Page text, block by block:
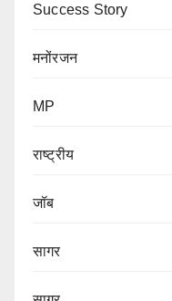
Success Story
मनोंरजन
MP
राष्ट्रीय
जॉब
सागर